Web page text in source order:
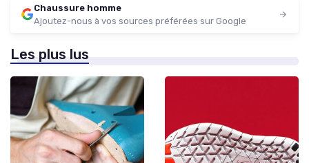
Chaussure homme
Ajoutez-nous à vos sources préférées sur Google
Les plus lus